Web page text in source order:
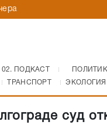
ПОДКАСТ
ТРАНСПОРТ ЭКОЛОГИЯ
суд